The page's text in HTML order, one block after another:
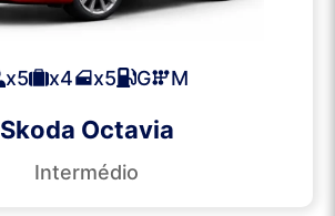
x5 x4 x5 G M
Skoda Octavia
Intermédio